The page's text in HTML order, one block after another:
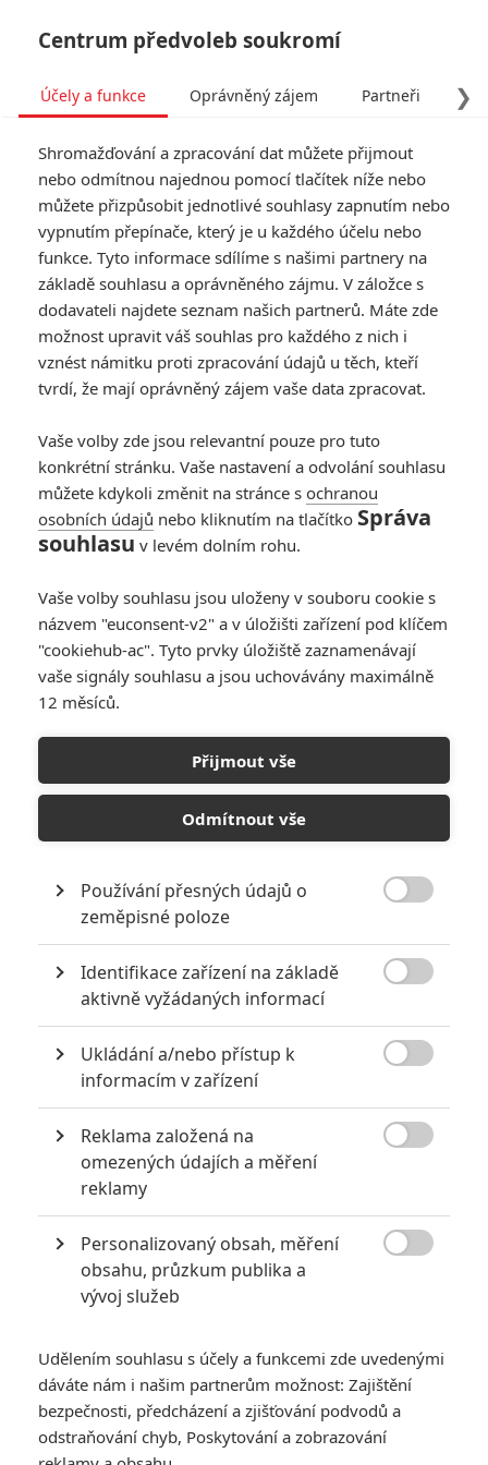
Godzilla Minus One: Další
film je na cestě
Napsal:Petr Slavík - (Anarvin), 02.11.2024 18:26
KOMENTÁŘE 0
PŘIDAT NOVÝ KOMENTÁŘ
Pro psaní komentářů, se přihlašte.
RECENZE FILMŮ
10
narůžovo
5
Recenze: Záhada strašidelného
zámku úroveň štědrovečerních
pohádek nepozvedla
8 Recenze: Občanská válka
6
Recenze: Godzilla x Kong: Nové
impérium
8 Recenze: Opičí muž
POSLEDNÍ KOMENTOVANÉ
3 ČLÁNEK | 01.08.2026 16:40
Marvel nečekaně zrušil již schválené pokračování
433FILM | 01.08.2026 07:11
1ČLÁNEK | 30.07.2026 20:14
Děti krve a kostí: Regulérní trailer představuje akční fantasy
dobrodružství s vůní Afriky
1
Centrum předvoleb soukromí
❯
Účely a funkce Oprávněný zájem Partneři
Shromažďování a zpracování dat můžete přijmout
nebo odmítnou najednou pomocí tlačítek níže nebo
můžete přizpůsobit jednotlivé souhlasy zapnutím nebo
vypnutím přepínače, který je u každého účelu nebo
funkce. Tyto informace sdílíme s našimi partnery na
základě souhlasu a oprávněného zájmu. V záložce s
dodavateli najdete seznam našich partnerů. Máte zde
možnost upravit váš souhlas pro každého z nich i
vznést námitku proti zpracování údajů u těch, kteří
tvrdí, že mají oprávněný zájem vaše data zpracovat.
Vaše volby zde jsou relevantní pouze pro tuto
konkrétní stránku. Vaše nastavení a odvolání souhlasu
můžete kdykoli změnit na stránce s ochranou
osobních údajů nebo kliknutím na tlačítko Správa
souhlasu v levém dolním rohu.
Vaše volby souhlasu jsou uloženy v souboru cookie s
názvem "euconsent-v2" a v úložišti zařízení pod klíčem
"cookiehub-ac". Tyto prvky úložiště zaznamenávají
vaše signály souhlasu a jsou uchovávány maximálně
12 měsíců.
Přijmout vše
Odmítnout vše
Používání přesných údajů o
zeměpisné poloze
Identifikace zařízení na základě
aktivně vyžádaných informací
Ukládání a/nebo přístup k
informacím v zařízení
Reklama založená na
omezených údajích a měření
reklamy
Personalizovaný obsah, měření
obsahu, průzkum publika a
vývoj služeb
Udělením souhlasu s účely a funkcemi zde uvedenými
dáváte nám i našim partnerům možnost: Zajištění
bezpečnosti, předcházení a zjišťování podvodů a
odstraňování chyb, Poskytování a zobrazování